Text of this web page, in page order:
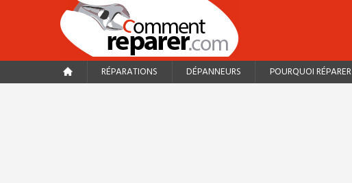
RÉPARATIONS DÉPANNEURS POURQUOI RÉPARER